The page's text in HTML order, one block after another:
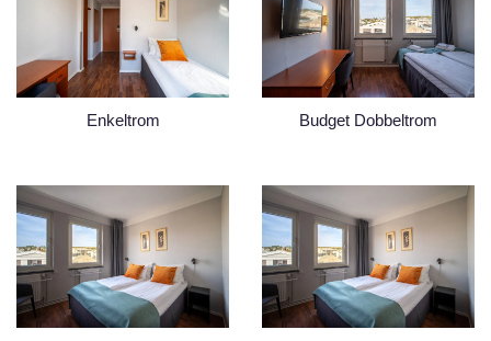
Enkeltrom Budget Dobbeltrom